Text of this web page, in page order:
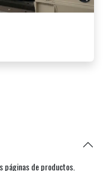
páginas de productos.